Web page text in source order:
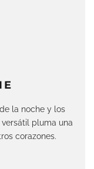
la noche y los
pluma una
corazones.